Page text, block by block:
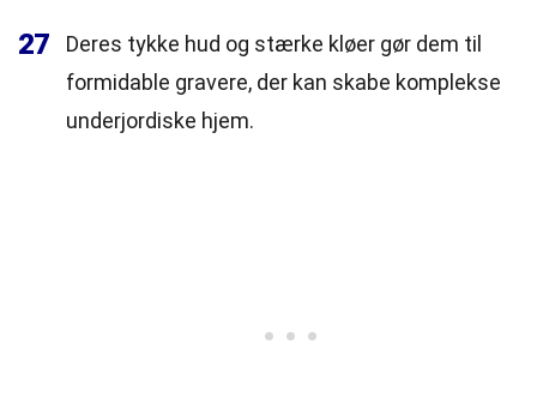
27
Deres tykke hud og stærke kløer gør dem til
formidable gravere, der kan skabe komplekse
underjordiske hjem.